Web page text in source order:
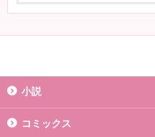
小説
コミックス